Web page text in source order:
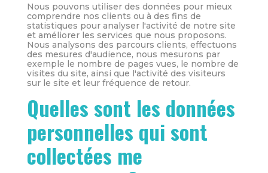
Nous pouvons utiliser des données pour mieux
comprendre nos clients ou à des fins de
statistiques pour analyser l'activité de notre site
et améliorer les services que nous proposons.
Nous analysons des parcours clients, effectuons
des mesures d'audience, nous mesurons par
exemple le nombre de pages vues, le nombre de
visites du site, ainsi que l'activité des visiteurs
sur le site et leur fréquence de retour.
Quelles sont les données
personnelles qui sont
collectées me